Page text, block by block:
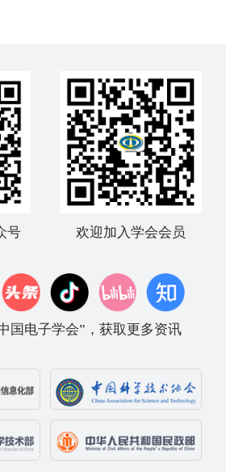
号 欢迎加入学会会员
国电子学会”，获取更多资讯